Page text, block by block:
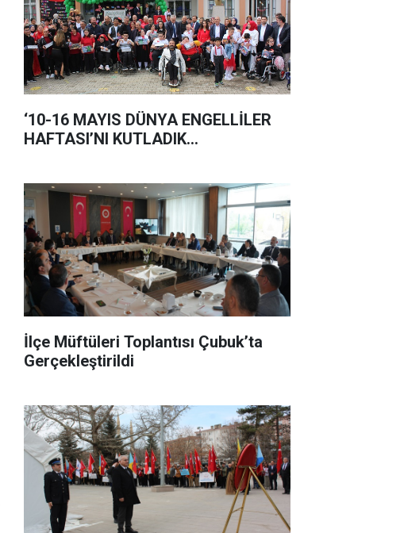
‘10-16 MAYIS DÜNYA ENGELLİLER
HAFTASI’NI KUTLADIK…
İlçe Müftüleri Toplantısı Çubuk’ta
Gerçekleştirildi